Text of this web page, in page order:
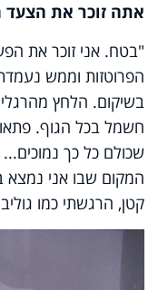
אתה זוכר את הצעד
"בטח. אני זוכר את
הפרוטזות וממש
בשיקום. הלחץ
חשמל בכל הגוף.
שכולם כל כך
המקום שבו אני
קטן, הרגשתי כמו